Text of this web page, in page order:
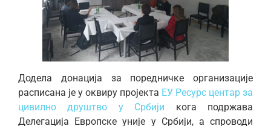
Додела донација за поредничке организације
расписана је у оквиру пројекта ЕУ Ресурс центар за
цивилно друштво у Србији кога подржава
Делегација Европске уније у Србији, а спроводи